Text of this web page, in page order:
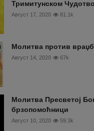
Тримитунском
Август 17, 2020 81.1k
Молитва против
Август 14, 2020 67k
Молитва Пресветој
брзопомоћници
Август 10, 2020 59.3k